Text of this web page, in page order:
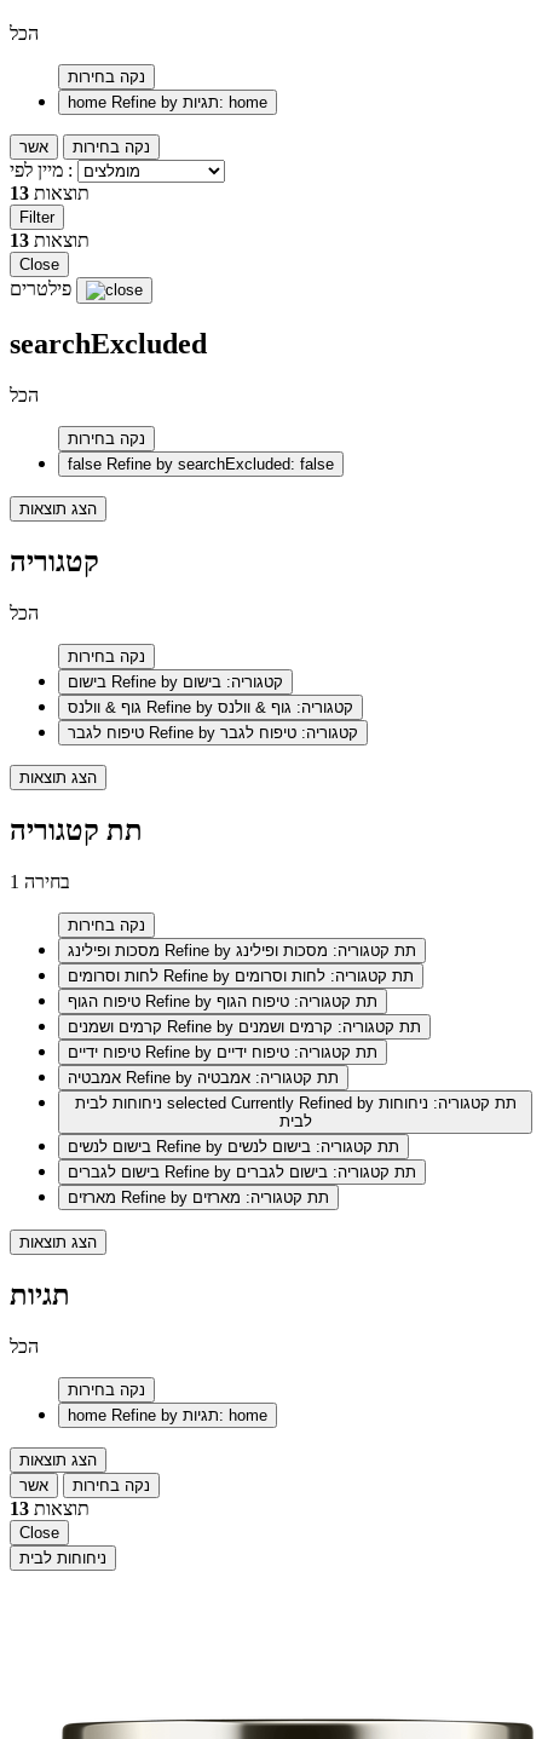
הכל
נקה בחירות
home
Refine by תגיות: home
אשר נקה בחירות
מיין לפי :
13 תוצאות
Filter
13 תוצאות
Close
searchExcluded
הכל
נקה בחירות
false Refine by searchExcluded: false
הצג תוצאות
קטגוריה
הכל
נקה בחירות
Refine by קטגוריה: בישום
Refine by קטגוריה: גוף & וולנס
Refine by קטגוריה: טיפוח לגבר
הצג תוצאות
תת קטגוריה
1 בחירה
נקה בחירות
Refine by תת קטגוריה: מסכות ופילינג
Refine by תת קטגוריה: לחות וסרומים
Refine by תת קטגוריה: טיפוח הגוף
Refine by תת קטגוריה: קרמים ושמנים
Refine by תת קטגוריה: טיפוח ידיים
Refine by תת קטגוריה: אמבטיה
selected Currently Refined by תת קטגוריה: ניחוחות
לבית
Refine by תת קטגוריה: בישום לנשים
Refine by תת קטגוריה: בישום לגברים
Refine by תת קטגוריה: מארזים
הצג תוצאות
תגיות
הכל
נקה בחירות
home
Refine by תגיות: home
הצג תוצאות
אשר
נקה בחירות
13 תוצאות
Close
ניחוחות לבית